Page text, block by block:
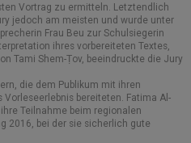
PARLAMENT
Vortrag zu ermitteln. Letztendlich
jedoch am meisten und wurde unter
Frau Beu zur Schulsiegerin
ihres vorbereiteten Textes,
Tami Shem-Ṭov, beeindruckte die Jury
die dem Publikum mit ihren
bereiteten. Fatima Al-
Teilnahme beim regionalen
2016, bei der sie sicherlich gute